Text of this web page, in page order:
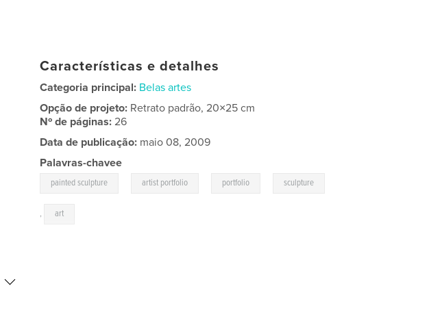
Características e detalhes
Categoria principal: Belas artes
Opção de projeto: Retrato padrão, 20×25 cm
Nº de páginas:26
Data de publicação: maio 08, 2009
Palavras-chavee
painted sculpture artist portfolio portfolio sculpture
, art